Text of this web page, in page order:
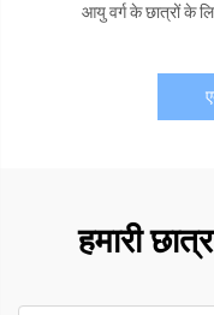
आयु वर्ग के छात्रों के
हमारी